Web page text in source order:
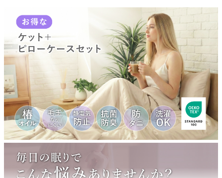
中材
ポリエステル100%
お手入れ方法
洗濯機OK(ネット使用)
原産国
中国